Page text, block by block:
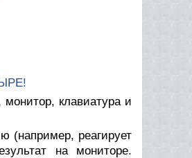
клавиатура и
(например, реагирует
на мониторе.